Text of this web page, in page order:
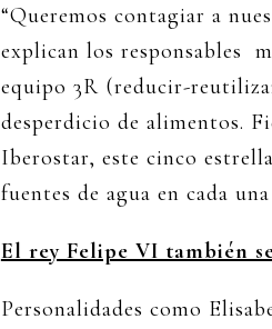
“Queremos contagiar a
explican los responsables
equipo 3R (reducir-
desperdicio de alimentos.
Iberostar, este cinco
fuentes de agua en cada
El rey Felipe VI también
Personalidades como